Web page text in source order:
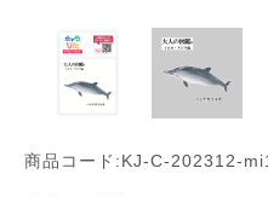
商品コード:KJ-C-202312-